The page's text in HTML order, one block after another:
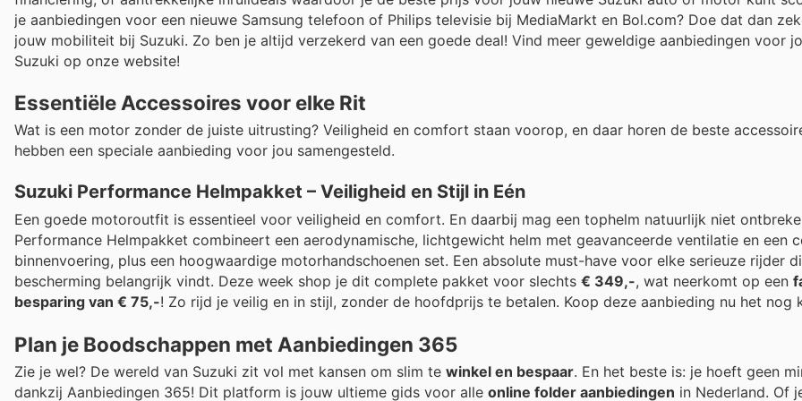
je aanbiedingen voor een nieuwe Samsung telefoon of Philips televisie bij MediaMarkt en Bol.com? Doe dat dan
jouw mobiliteit bij Suzuki. Zo ben je altijd verzekerd van een goede deal! Vind meer geweldige aanbiedingen voor
Suzuki op onze website!
Essentiële Accessoires voor elke Rit
Wat is een motor zonder de juiste uitrusting? Veiligheid en comfort staan voorop, en daar horen de beste
hebben een speciale aanbieding voor jou samengesteld.
Suzuki Performance Helmpakket – Veiligheid en Stijl in Eén
Een goede motoroutfit is essentieel voor veiligheid en comfort. En daarbij mag een tophelm natuurlijk niet
Performance Helmpakket combineert een aerodynamische, lichtgewicht helm met geavanceerde ventilatie en een
binnenvoering, plus een hoogwaardige motorhandschoenen set. Een absolute must-have voor elke serieuze rijder
bescherming belangrijk vindt. Deze week shop je dit complete pakket voor slechts € 349,-, wat neerkomt op een
besparing van € 75,-! Zo rijd je veilig en in stijl, zonder de hoofdprijs te betalen. Koop deze aanbieding nu het nog
Plan je Boodschappen met Aanbiedingen 365
Zie je wel? De wereld van Suzuki zit vol met kansen om slim te winkel en bespaar. En het beste is: je hoeft geen
dankzij Aanbiedingen 365! Dit platform is jouw ultieme gids voor alle online folder aanbiedingen in Nederland. Of